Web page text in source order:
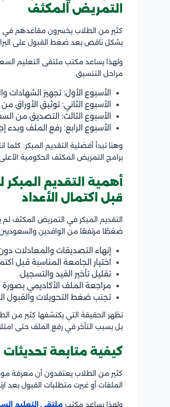
التمريض المكثف
كثير من الطلاب يخسرون مقاعدهم في
بشكل ناقص بعد ضغط القبول على
ولهذا يساعد مكتب ملتقى التعليم
مراحل التنسيق.
الأسبوع الأول: تجهيز الشهادات
الأسبوع الثاني: توثيق الأوراق
الأسبوع الثالث: التصديق من
الأسبوع الرابع: رفع الملف وبدء
وهنا تبدأ أفضلية التقديم المبكر:
برامج التمريض المكثف الحكومية الأعلى
أهمية التقديم
قبل اكتمال الأعداد
التقديم المبكر في التمريض المكثف
ضغطًا مرتفعًا من الوافدين والسعوديين
إنهاء التصديقات والمعادلات
اختيار الجامعة المناسبة قبل
تقليل تأخير القيد والتسجيل.
مراجعة الملف الأكاديمي بصورة
تجنب ضغط التحويلات والقبول
تظهر الحقيقة التي يكتشفها كثير من
بل بسبب التأخر في رفع الملف حتى
كيفية متابعة
كثير من الطلاب يعتقدون أن معرفة
الملفات أو غيرت متطلبات القبول بعد
ولهذا يساعد مكتب ملتقى التعليم